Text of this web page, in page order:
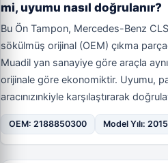
mi, uyumu nasıl doğrulanır?
Bu Ön Tampon, Mercedes-Benz
sökülmüş orijinal (OEM) çıkma
Muadil yan sanayiye göre araçla aynı
orijinale göre ekonomiktir. Uyumu,
aracınızınkiyle karşılaştırarak
OEM: 2188850300 Model Yılı: 2015